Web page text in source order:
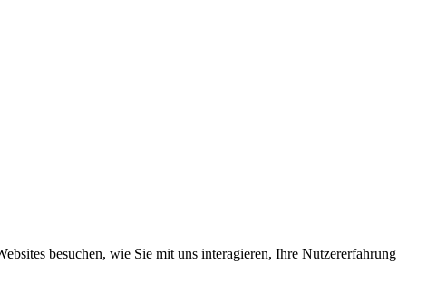
besuchen, wie Sie mit uns interagieren, Ihre Nutzererfahrung